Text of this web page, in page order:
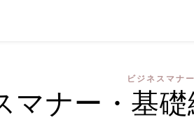
ビジネスマナ
マナー・基